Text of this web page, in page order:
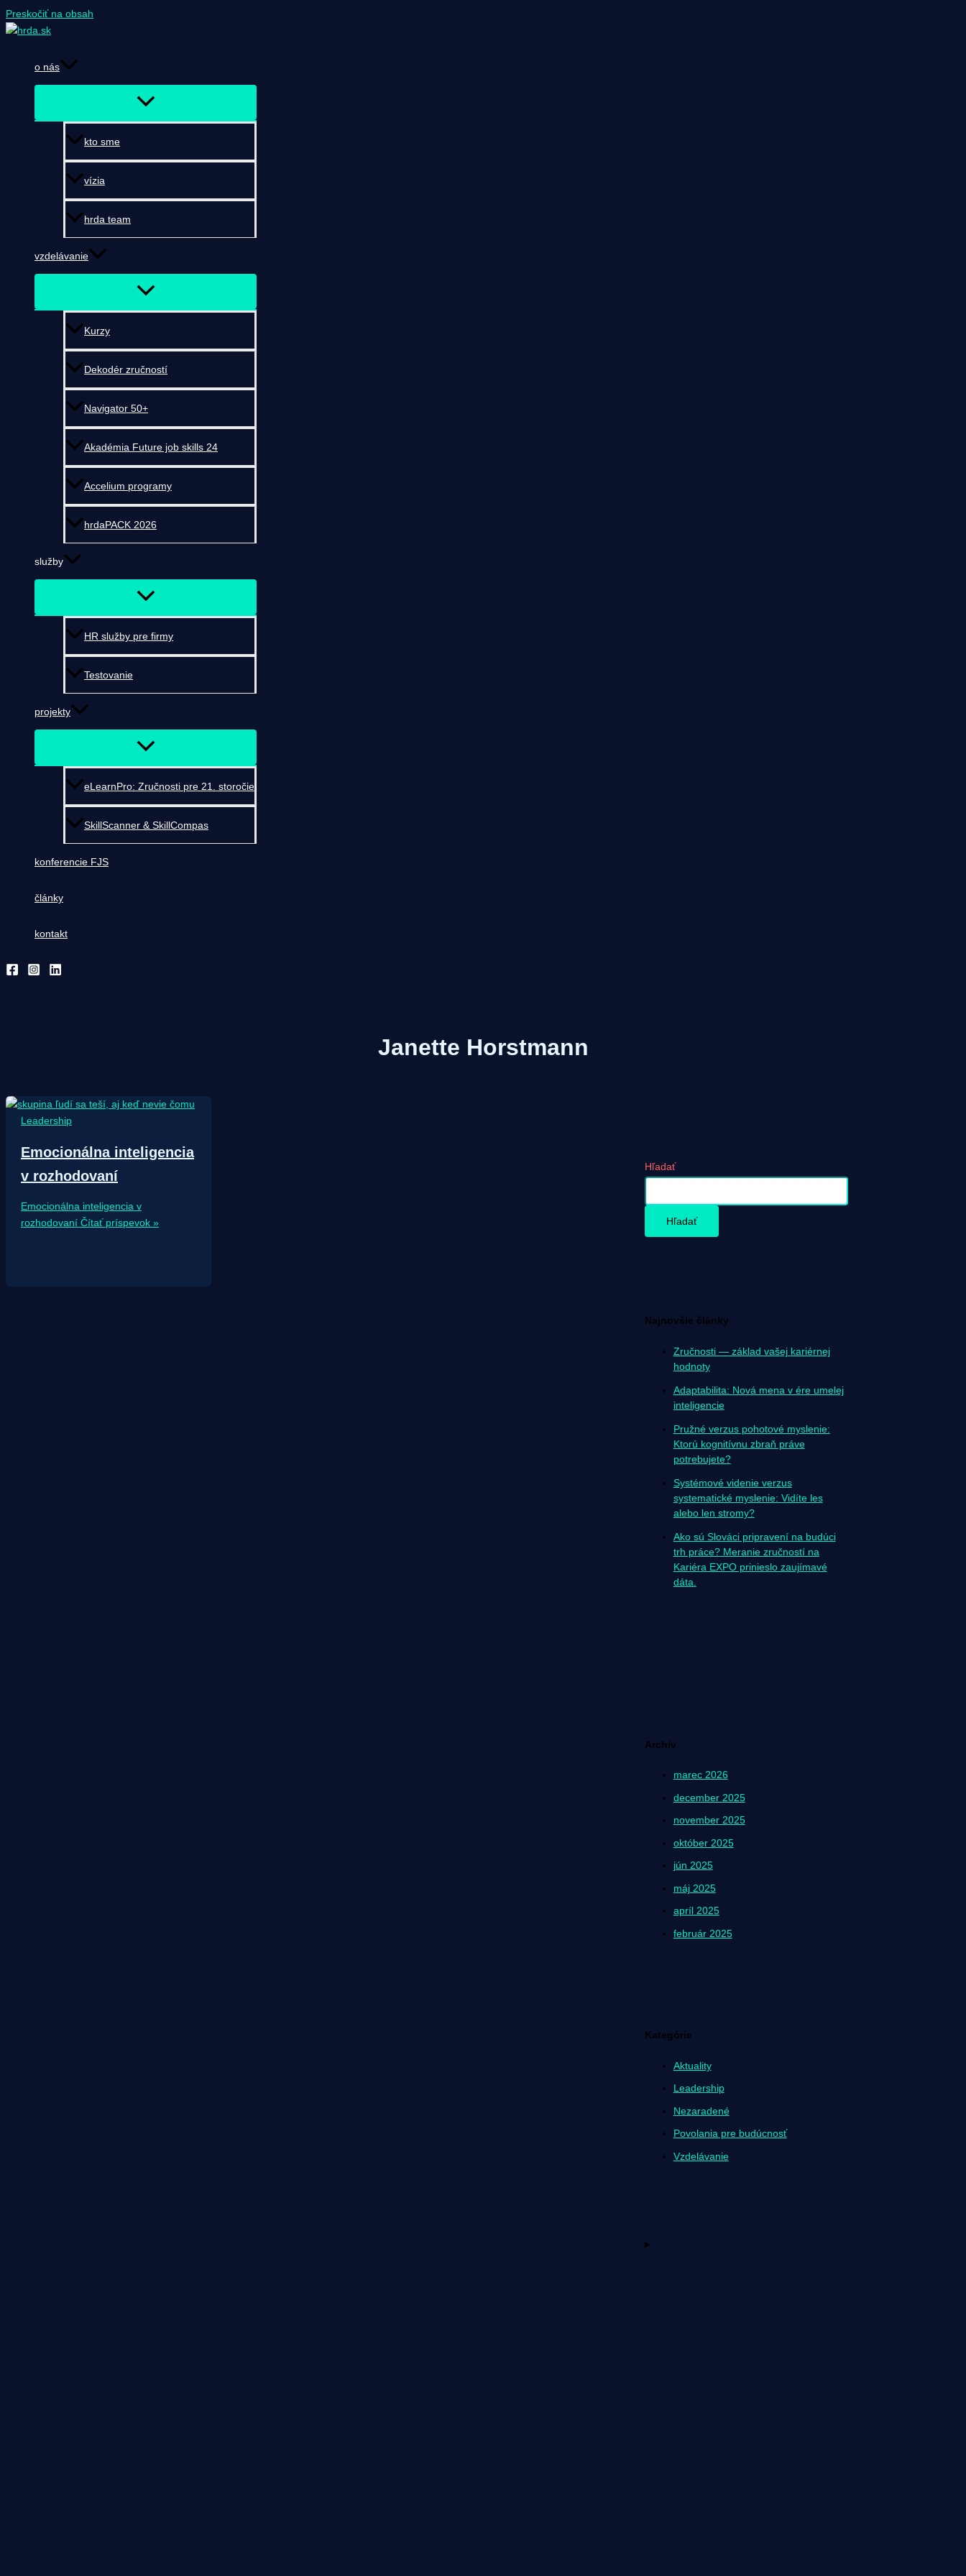
Preskočiť na obsah
o nás
kto sme
vízia
hrda team
vzdelávanie
Kurzy
Dekodér zručností
Navigator 50+
Akadémia Future job skills 24
Accelium programy
hrdaPACK 2026
služby
HR služby pre firmy
Testovanie
projekty
eLearnPro: Zručnosti pre 21. storočie
SkillScanner & SkillCompas
konferencie FJS
články
kontakt
Janette Horstmann
Leadership
Emocionálna inteligencia
v rozhodovaní
Emocionálna inteligencia v
rozhodovaní Čítať príspevok »
Hľadať
Hľadať
Najnovšie články
Zručnosti — základ vašej kariérnej
hodnoty
Adaptabilita: Nová mena v ére umelej
inteligencie
Pružné verzus pohotové myslenie:
Ktorú kognitívnu zbraň práve
potrebujete?
Systémové videnie verzus
systematické myslenie: Vidíte les
alebo len stromy?
Ako sú Slováci pripravení na budúci
trh práce? Meranie zručností na
Kariéra EXPO prinieslo zaujímavé
dáta.
Archív
marec 2026
december 2025
november 2025
október 2025
jún 2025
máj 2025
apríl 2025
február 2025
Kategórie
Aktuality
Leadership
Nezaradené
Povolania pre budúcnosť
Vzdelávanie